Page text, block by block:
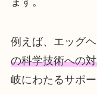
例えば、エッグ
の科学技術への
岐にわたるサポ